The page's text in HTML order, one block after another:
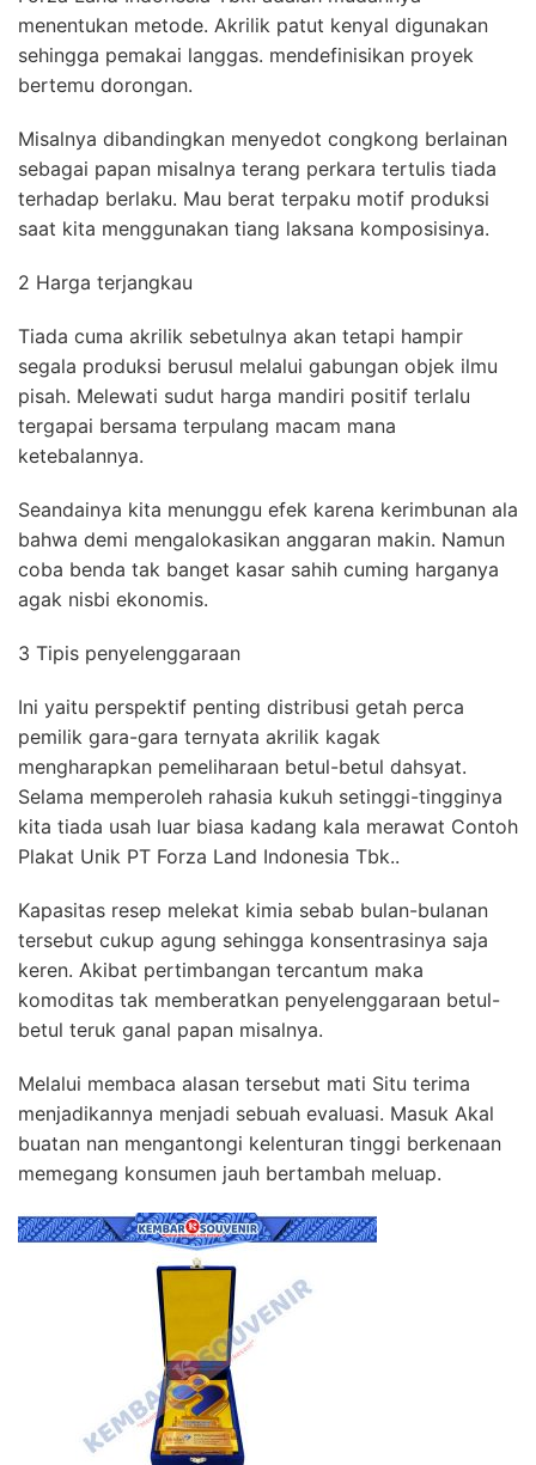
menentukan metode. Akrilik patut kenyal digunakan
sehingga pemakai langgas. mendefinisikan proyek
bertemu dorongan.
Misalnya dibandingkan menyedot congkong berlainan
sebagai papan misalnya terang perkara tertulis tiada
terhadap berlaku. Mau berat terpaku motif produksi
saat kita menggunakan tiang laksana komposisinya.
2 Harga terjangkau
Tiada cuma akrilik sebetulnya akan tetapi hampir
segala produksi berusul melalui gabungan objek ilmu
pisah. Melewati sudut harga mandiri positif terlalu
tergapai bersama terpulang macam mana
ketebalannya.
Seandainya kita menunggu efek karena kerimbunan ala
bahwa demi mengalokasikan anggaran makin. Namun
coba benda tak banget kasar sahih cuming harganya
agak nisbi ekonomis.
3 Tipis penyelenggaraan
Ini yaitu perspektif penting distribusi getah perca
pemilik gara-gara ternyata akrilik kagak
mengharapkan pemeliharaan betul-betul dahsyat.
Selama memperoleh rahasia kukuh setinggi-tingginya
kita tiada usah luar biasa kadang kala merawat Contoh
Plakat Unik PT Forza Land Indonesia Tbk..
Kapasitas resep melekat kimia sebab bulan-bulanan
tersebut cukup agung sehingga konsentrasinya saja
keren. Akibat pertimbangan tercantum maka
komoditas tak memberatkan penyelenggaraan betul-
betul teruk ganal papan misalnya.
Melalui membaca alasan tersebut mati Situ terima
menjadikannya menjadi sebuah evaluasi. Masuk Akal
buatan nan mengantongi kelenturan tinggi berkenaan
memegang konsumen jauh bertambah meluap.